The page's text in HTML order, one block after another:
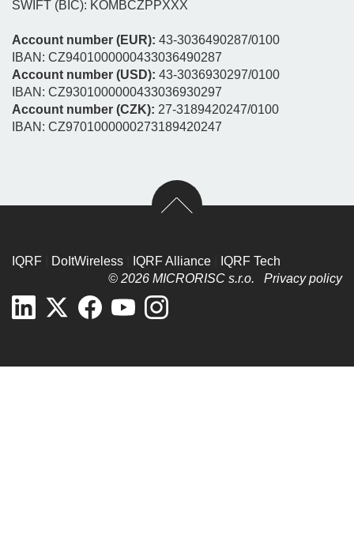
SWIFT (BIC): KOMBCZPPXXX
Account number (EUR): 43-3036490287/0100
IBAN: CZ9401000000433036490287
Account number (USD): 43-3036930297/0100
IBAN: CZ9301000000433036930297
Account number (CZK): 27-3189420247/0100
IBAN: CZ9701000000273189420247
IQRF DoItWireless IQRF Alliance
IQRF Tech
© 2026 MICRORISC s.r.o. Privacy policy